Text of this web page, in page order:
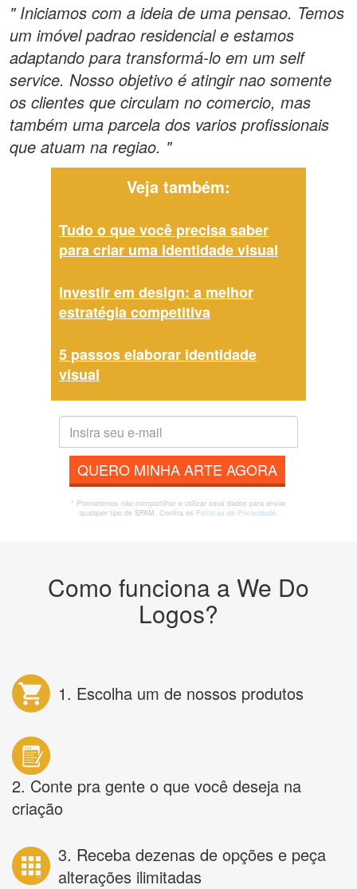
" Iniciamos com a ideia de uma pensao. Temos
um imóvel padrao residencial e estamos
adaptando para transformá-lo em um self
service. Nosso objetivo é atingir nao somente
os clientes que circulam no comercio, mas
também uma parcela dos varios profissionais
que atuam na regiao. "
Veja também:
Tudo o que você precisa saber
para criar uma identidade visual
Investir em design: a melhor
estratégia competitiva
5 passos elaborar identidade
visual
QUERO MINHA ARTE AGORA
* Prometemos não compartilhar e utilizar seus dados para enviar
qualquer tipo de SPAM. Confira as Políticas de Privacidade.
Como funciona a We Do
Logos?
1. Escolha um de nossos produtos
2. Conte pra gente o que você deseja na
criação
3. Receba dezenas de opções e peça
alterações ilimitadas